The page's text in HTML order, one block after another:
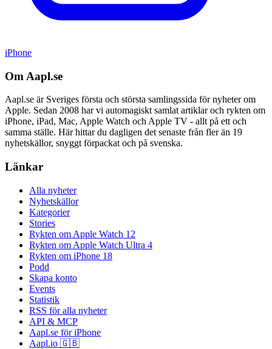
iPhone
Om Aapl.se
Aapl.se är Sveriges första och största samlingssida för nyheter om
Apple. Sedan 2008 har vi automagiskt samlat artiklar och rykten om
iPhone, iPad, Mac, Apple Watch och Apple TV - allt på ett och
samma ställe. Här hittar du dagligen det senaste från fler än 19
nyhetskällor, snyggt förpackat och på svenska.
Länkar
Alla nyheter
Nyhetskällor
Kategorier
Stories
Rykten om Apple Watch 12
Rykten om Apple Watch Ultra 4
Rykten om iPhone 18
Podd
Skapa konto
Events
Statistik
RSS för alla nyheter
API & MCP
Aapl.se för iPhone
Aapl.io 🇬🇧